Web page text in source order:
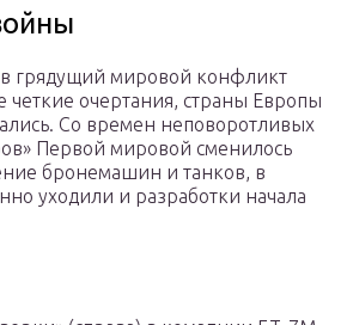
грядущий мировой конфликт
четкие очертания, страны Европы
Со времен неповоротливых
Первой мировой сменилось
бронемашин и танков, в
уходили и разработки начала